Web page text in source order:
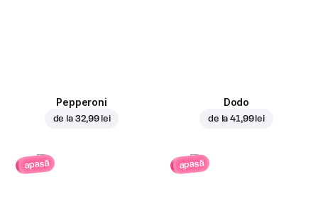
Pepperoni
de la 32,99 lei
Dodo
de la41,99 lei
apasă apasă